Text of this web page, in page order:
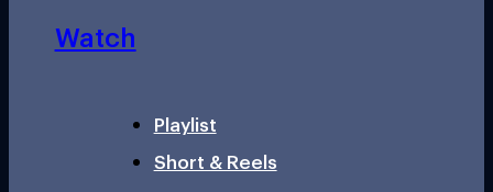
Watch
Playlist
Short & Reels